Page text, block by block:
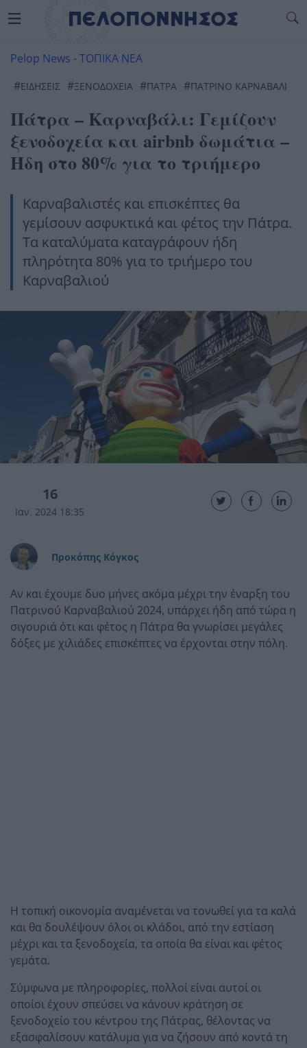
Pelop News -ΤΟΠΙΚΑ ΝΕΑ
#ΕΙΔΗΣΕΙΣ #ΞΕΝΟΔΟΧΕΙΑ #ΠΆΤΡΑ #ΠΑΤΡΙΝΟ ΚΑΡΝΑΒΑΛΙ
Πάτρα – Καρναβάλι: Γεμίζουν
ξενοδοχεία και airbnb δωμάτια –
Ήδη στο 80% για το τριήμερο
Καρναβαλιστές και επισκέπτες θα
γεμίσουν ασφυκτικά και φέτος την Πάτρα.
Τα καταλύματα καταγράφουν ήδη
πληρότητα 80% για το τριήμερο του
Καρναβαλιού
16
Ιαν. 2024 18:35
Προκόπης Κόγκος
Αν και έχουμε δυο μήνες ακόμα μέχρι την έναρξη του
Πατρινού Καρναβαλιού 2024, υπάρχει ήδη από τώρα η
σιγουριά ότι και φέτος η Πάτρα θα γνωρίσει μεγάλες
δόξες με χιλιάδες επισκέπτες να έρχονται στην πόλη.
Η τοπική οικονομία αναμένεται να τονωθεί για τα καλά
και θα δουλέψουν όλοι οι κλάδοι, από την εστίαση
μέχρι και τα ξενοδοχεία, τα οποία θα είναι και φέτος
γεμάτα.
Σύμφωνα με πληροφορίες, πολλοί είναι αυτοί οι
οποίοι έχουν σπεύσει να κάνουν κράτηση σε
ξενοδοχείο του κέντρου της Πάτρας, θέλοντας να
εξασφαλίσουν κατάλυμα για να ζήσουν από κοντά τη